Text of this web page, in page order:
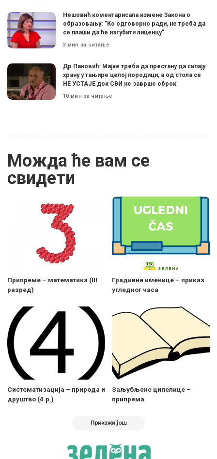
Нешовић коментарисала измене Закона о
образовању: ”Ко одговорно ради, не треба да
се плаши да ће изгубити лиценцу”
3 мин за читање
Др Пановић: Мајке треба да престану да сипају
храну у тањире целој породици, а од стола се
НЕ УСТАЈЕ док СВИ не заврше оброк
10 мин за читање
Можда ће вам се
свидети
Припреме – математика (III
разред)
Градивне именице – приказ
угледног часа
Систематизација – природа и
друштво (4.р.)
Заљубљене ципелице –
припрема
Прикажи још